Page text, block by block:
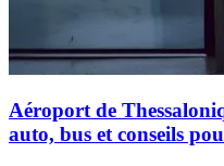
Aéroport de
auto, bus et conseils